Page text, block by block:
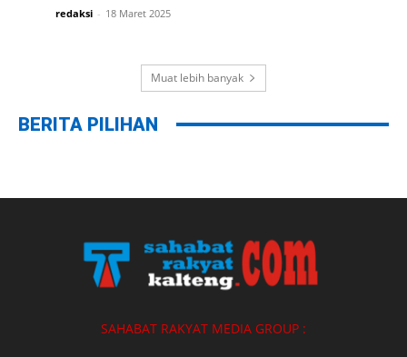
redaksi - 18 Maret 2025
Muat lebih banyak
BERITA PILIHAN
SAHABAT RAKYAT MEDIA GROUP :